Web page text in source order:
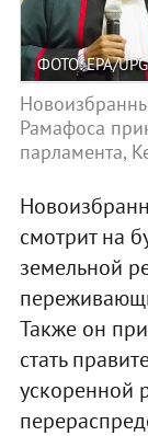
ФОТО: EPA/UPG
Рамафоса
парламента,
смотрит на
земельной
Также он
стать
ускоренной